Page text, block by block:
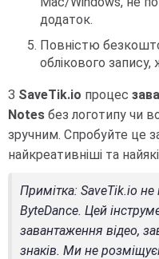
додаток.
Повністю
облікового запису,
З SaveTik.io процес
Notes без логотипу чи
зручним. Спробуйте це
найкреативніші та
Примітка: SaveTik.io не
ByteDance. Цей
завантаження відео,
знаків. Ми не